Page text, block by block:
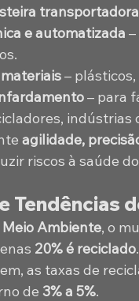
transportadora
e automatizada
–
– para
indústrias
agilidade,
riscos à saúde
Tendências
Meio Ambiente, o
20% é reciclado
as taxas de
de 3% a 5%.